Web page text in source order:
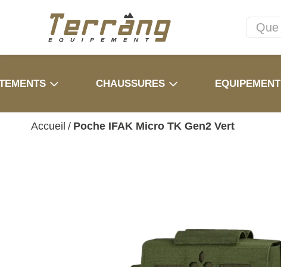
CHAUSSURES EQUIPEMENT
Accueil / Poche IFAK Micro TK Gen2 Vert